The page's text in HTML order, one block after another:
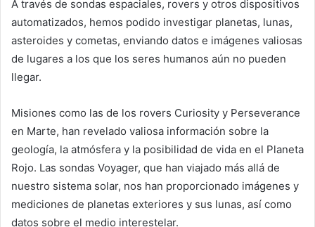
A través de sondas espaciales, rovers y otros dispositivos
automatizados, hemos podido investigar planetas, lunas,
asteroides y cometas, enviando datos e imágenes valiosas
de lugares a los que los seres humanos aún no pueden
llegar.
Misiones como las de los rovers Curiosity y Perseverance
en Marte, han revelado valiosa información sobre la
geología, la atmósfera y la posibilidad de vida en el Planeta
Rojo. Las sondas Voyager, que han viajado más allá de
nuestro sistema solar, nos han proporcionado imágenes y
mediciones de planetas exteriores y sus lunas, así como
datos sobre el medio interestelar.